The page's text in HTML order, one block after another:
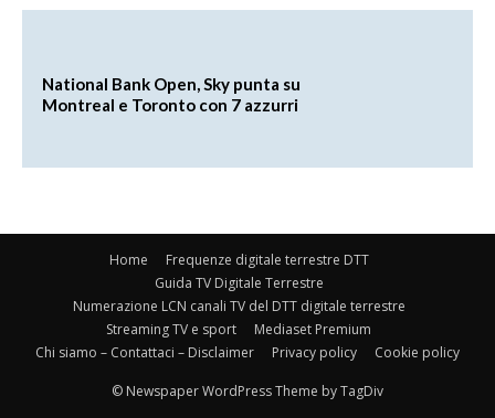
National Bank Open, Sky punta su
Montreal e Toronto con 7 azzurri
Home
Frequenze digitale terrestre DTT
Guida TV Digitale Terrestre
Numerazione LCN canali TV del DTT digitale terrestre
Streaming TV e sport
Mediaset Premium
Chi siamo – Contattaci – Disclaimer
Privacy policy Cookie policy
© Newspaper WordPress Theme by TagDiv